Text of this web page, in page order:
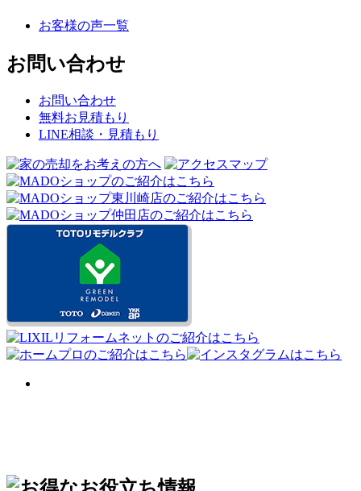
お客様の声一覧
お問い合わせ
お問い合わせ
無料お見積もり
LINE相談・見積もり